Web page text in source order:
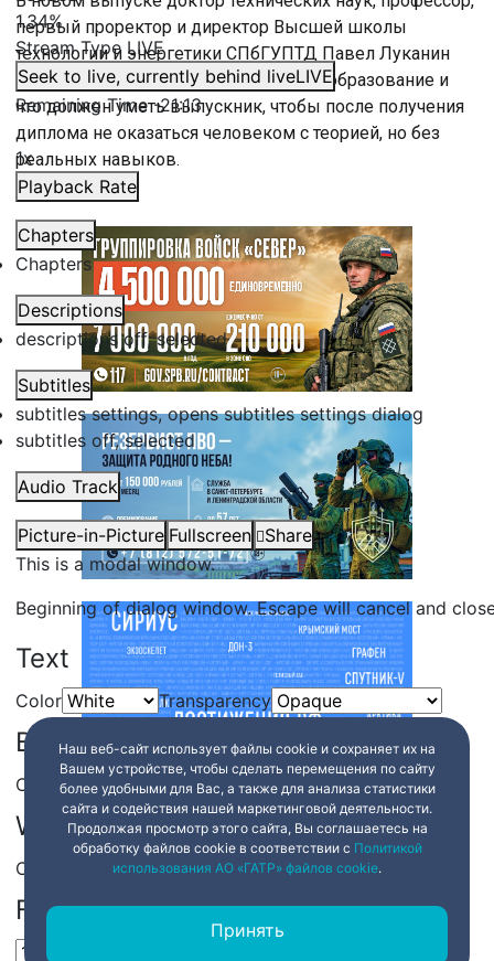
1.34%
Stream Type LIVE
Seek to live, currently behind liveLIVE
Remaining Time-21:13
1x
Playback Rate
Chapters
Chapters
Descriptions
descriptions off, selected
Subtitles
subtitles settings, opens subtitles settings dialog
subtitles off, selected
Audio Track
Picture-in-Picture Fullscreen
Share
This is a modal window.
Beginning of dialog window. Escape will cancel and
Text
Color Transparency
Background
Color Transparency
Window
Color Transparency
Font Size
первый проректор и директор Высшей школы
технологии и энергетики СПбГУПТД Павел Луканин
рассказал, как меняется инженерное образование и
что должен уметь выпускник, чтобы после получения
диплома не оказаться человеком с теорией, но без
реальных навыков.
Наш веб-сайт использует файлы cookie и сохраняет их на
Вашем устройстве, чтобы сделать перемещения по сайту
более удобными для Вас, а также для анализа статистики
сайта и содействия нашей маркетинговой деятельности.
Продолжая просмотр этого сайта, Вы соглашаетесь на
обработку файлов cookie в соответствии с Политикой
использования АО «ГАТР» файлов cookie.
Принять